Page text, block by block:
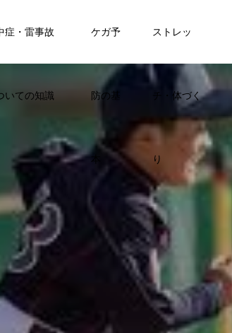
症・雷事故
いての知識
ケガ予
防の基
ストレッ
チ・体づく
り